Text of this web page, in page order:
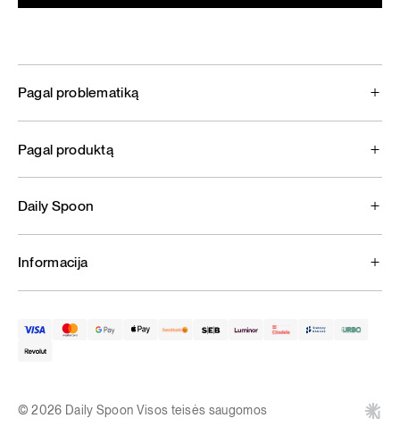
Pagal problematiką
Pagal produktą
Daily Spoon
Informacija
© 2026 Daily Spoon Visos teisės saugomos